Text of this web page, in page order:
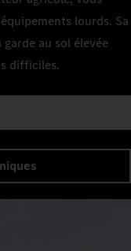
lourds. Sa
au sol élevée
difficiles.